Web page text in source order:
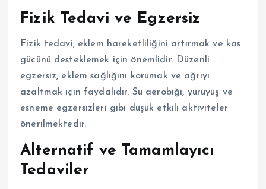
Fizik Tedavi ve Egzersiz
Fizik tedavi, eklem hareketliliğini artırmak ve kas
gücünü desteklemek için önemlidir. Düzenli
egzersiz, eklem sağlığını korumak ve ağrıyı
azaltmak için faydalıdır. Su aerobiği, yürüyüş ve
esneme egzersizleri gibi düşük etkili aktiviteler
önerilmektedir.
Alternatif ve Tamamlayıcı
Tedaviler